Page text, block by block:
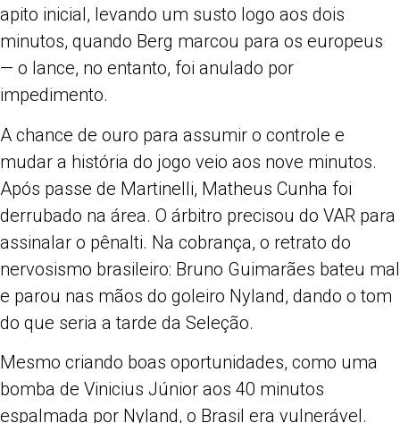
apito inicial, levando um susto logo aos dois
minutos, quando Berg marcou para os europeus
— o lance, no entanto, foi anulado por
impedimento.
A chance de ouro para assumir o controle e
mudar a história do jogo veio aos nove minutos.
Após passe de Martinelli, Matheus Cunha foi
derrubado na área. O árbitro precisou do VAR para
assinalar o pênalti. Na cobrança, o retrato do
nervosismo brasileiro: Bruno Guimarães bateu mal
e parou nas mãos do goleiro Nyland, dando o tom
do que seria a tarde da Seleção.
Mesmo criando boas oportunidades, como uma
bomba de Vinicius Júnior aos 40 minutos
espalmada por Nyland, o Brasil era vulnerável.